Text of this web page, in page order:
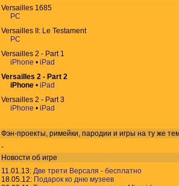
Versailles 1685
PC
Versailles II: Le Testament
PC
Versailles 2 - Part 1
iPhone • iPad
Versailles 2 - Part 2
iPhone • iPad
Versailles 2 - Part 3
iPhone • iPad
Фэн-проекты, римейки, пародии и игры на ту же
-
Новости об игре
11.01.13: Две трети Версаля - бесплатно
18.05.12: Подарок ко дню музеев